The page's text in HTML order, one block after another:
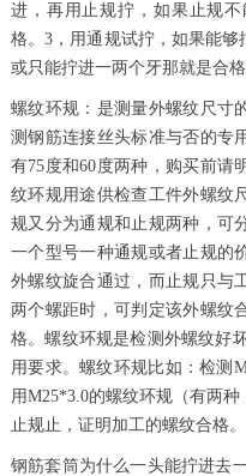
进，再用止规拧，如果止规
格。3，用通规试拧，如果能
或只能拧进一两个牙那就是合格
螺纹环规：是测量外螺纹尺寸
测钢筋连接丝头标准与否的专
有75度和60度两种，购买前请
纹环规用途供检查工件外螺纹
规又分为通规和止规两种，可
一个型号一种通规或者止规的
外螺纹旋合通过，而止规只与
两个螺距时，可判定该外螺纹
格。螺纹环规是检测外螺纹好
用要求。螺纹环规比如：检测
用M25*3.0的螺纹环规（有两
止规止，证明加工的螺纹合格。
钢筋套筒为什么一头能拧进去